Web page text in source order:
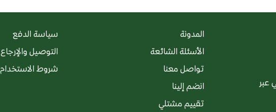
عبر
المدونة
الأسئلة الشائعة
تواصل معنا
انضم إلينا
تقييم مشتلي
سياسة الدفع
التوصيل والإرجاع
شروط الاستخدام